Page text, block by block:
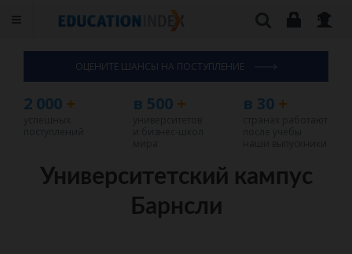
ОЦЕНИТЕ ШАНСЫ НА ПОСТУПЛЕНИЕ
2 000 + в 500 + в 30+
Университетский кампус
Барнсли